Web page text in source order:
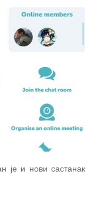
је и нови састанак